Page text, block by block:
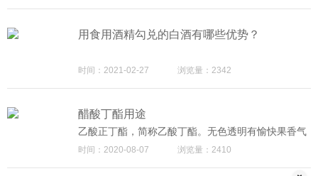
用食用酒精勾兑的白酒有哪些优势？
时间：2021-02-27 浏览量：2342
醋酸丁酯用途
乙酸正丁酯，简称乙酸丁酯。无色透明有愉快果香气
味的液体。较低级同系物难溶于水；与醇、醚、酮等
有机溶剂混溶。易燃。急性毒性较小，但对眼鼻有较
强的刺激性，而且在高浓度下会引起麻醉。乙酸正丁
时间：2020-08-07 浏览量：2410